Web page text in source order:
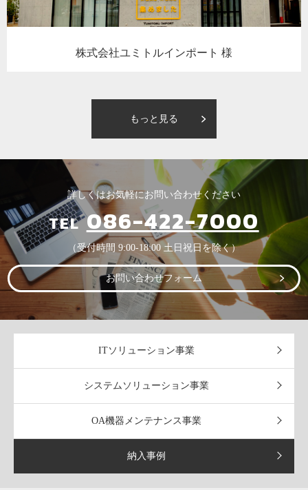
株式会社ユミトルインポート 様
もっと見る
詳しくはお気軽にお問い合わせください
TEL086-422-7000
（受付時間 9:00-18:00 土日祝日を除く）
お問い合わせフォーム
ITソリューション事業
システムソリューション事業
OA機器メンテナンス事業
納入事例